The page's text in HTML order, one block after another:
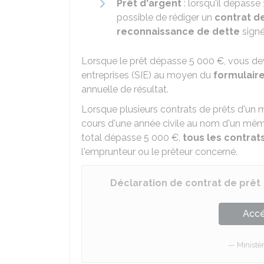
Prêt d'argent : lorsqu'il dépasse
possible de rédiger un contrat
reconnaissance de dette
Lorsque le prêt dépasse 5 000 €, vous
entreprises (SIE) au moyen du formulaire
annuelle de résultat.
Lorsque plusieurs contrats de prêts d'un
cours d'une année civile au nom d'un
total dépasse 5 000 €, tous les
l'emprunteur ou le prêteur concerné.
Déclaration de contrat de prêt